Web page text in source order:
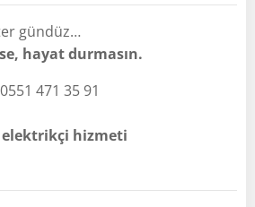
gündüz…
hayat durmasın.
0551 471 35 91
hizmeti